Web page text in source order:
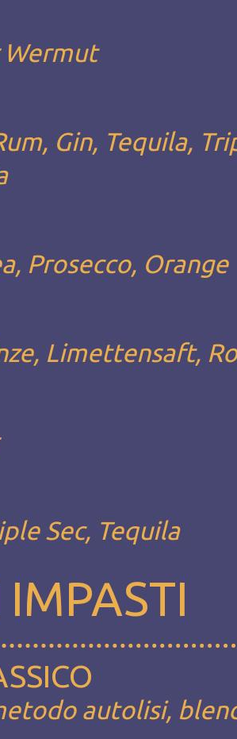
Gin, Tequila,
Prosecco, Orange
Limettensaft,
Sec, Tequila
autolisi,